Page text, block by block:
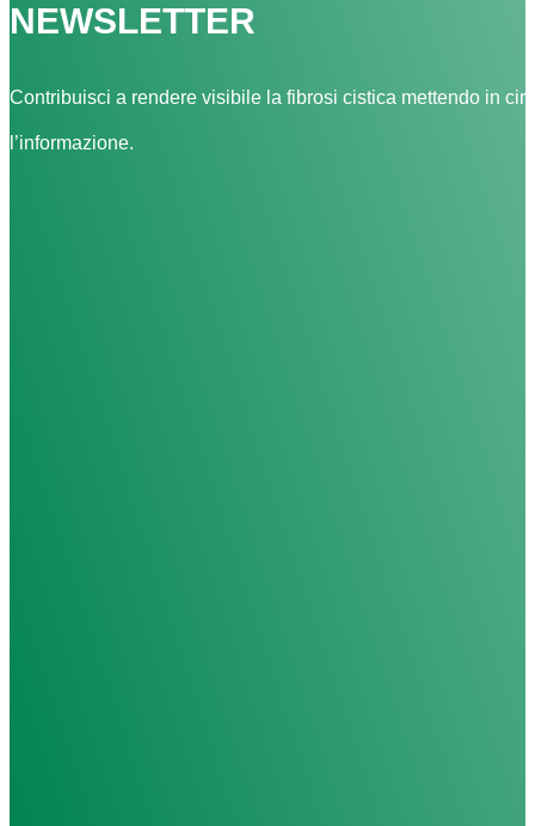
NEWSLETTER
Contribuisci a rendere visibile la fibrosi cistica mettendo in
l’informazione.